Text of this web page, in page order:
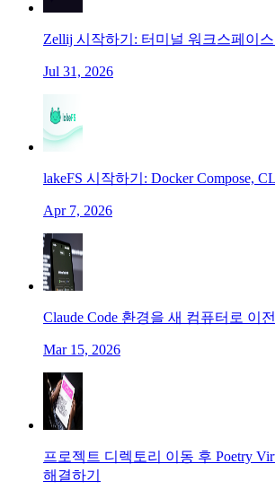
Zellij 시작하기: 터미널 워크스페이
Jul 31, 2026
lakeFS 시작하기: Docker Compose,
Apr 7, 2026
Claude Code 환경을 새 컴퓨터로 이
Mar 15, 2026
프로젝트 디렉토리 이동 후 Poetry
해결하기